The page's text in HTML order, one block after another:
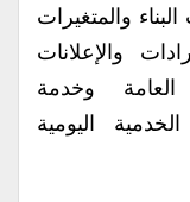
والمتغيرات
والإعلانات
وخدمة
اليومية